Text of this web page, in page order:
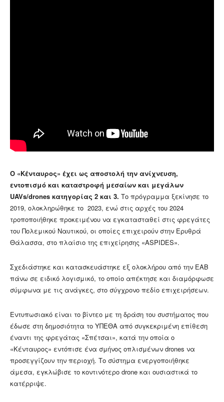
Ο «Κένταυρος» έχει ως αποστολή την ανίχνευση,
εντοπισμό και καταστροφή μεσαίων και μεγάλων
UAVs/drones κατηγορίας 2 και 3. Το πρόγραμμα ξεκίνησε το
2019, ολοκληρώθηκε το 2023, ενώ στις αρχές του 2024
τροποποιήθηκε προκειμένου να εγκατασταθεί στις φρεγάτες
του Πολεμικού Ναυτικού, οι οποίες επιχειρούν στην Ερυθρά
Θάλασσα, στο πλαίσιο της επιχείρησης «ASPIDES».
Σχεδιάστηκε και κατασκευάστηκε εξ ολοκλήρου από την ΕΑΒ
πάνω σε ειδικό λογισμικό, το οποίο απέκτησε και διαμόρφωσε
σύμφωνα με τις ανάγκες, στο σύγχρονο πεδίο επιχειρήσεων.
Εντυπωσιακό είναι το βίντεο με τη δράση του συστήματος που
έδωσε στη δημοσιότητα το ΥΠΕΘΑ από συγκεκριμένη επίθεση
έναντι της φρεγάτας «Σπέτσαι», κατά την οποία ο
«Κένταυρος» εντόπισε ένα σμήνος οπλισμένων drones να
προσεγγίζουν την περιοχή. Το σύστημα ενεργοποιήθηκε
άμεσα, εγκλώβισε το κοντινότερο drone και ουσιαστικά το
κατέρριψε.